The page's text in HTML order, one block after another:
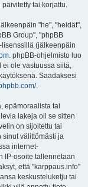
tai korjattu.
"he", "heidät",
Group", "phpBB
lisenssillä (jälkeenpäin
. phpBB-ohjelmisto luo
ei ole vastuussa siitä,
Saadaksesi
.
epämoraalista tai
lakeja oli se sitten
on sijoitettu tai
sinut välittömästi ja
internet-
IP-osoite tallennetaan
että "karppaus.info"
keskusteluketju tai